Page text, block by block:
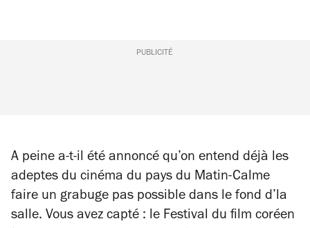
PUBLICITÉ
A peine a-t-il été annoncé qu’on entend déjà les
adeptes du cinéma du pays du Matin-Calme
faire un grabuge pas possible dans le fond d’la
salle. Vous avez capté : le Festival du film coréen